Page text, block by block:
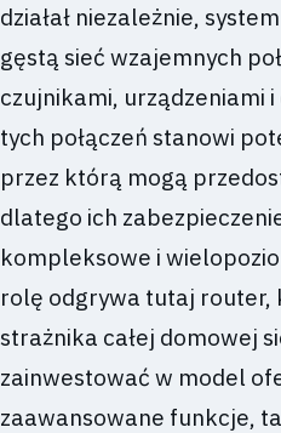
działał niezależnie,
gęstą sieć wzajemnych
czujnikami, urządzeniami
tych połączeń stanowi
przez którą mogą
dlatego ich
kompleksowe i
rolę odgrywa tutaj router,
strażnika całej domowej
zainwestować w model
zaawansowane funkcje,